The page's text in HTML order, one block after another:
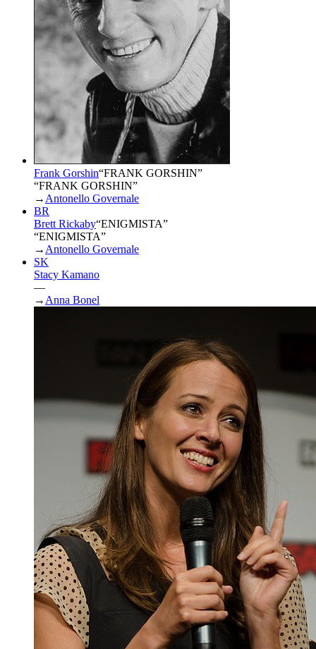
Frank Gorshin“FRANK GORSHIN”
“FRANK GORSHIN”
→ Antonello Governale
BR
Brett Rickaby“ENIGMISTA”
“ENIGMISTA”
→ Antonello Governale
SK
Stacy Kamano
—
→ Anna Bonel